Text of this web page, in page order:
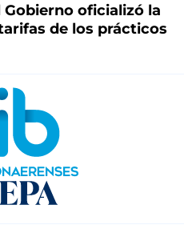
oficializó la
de los prácticos